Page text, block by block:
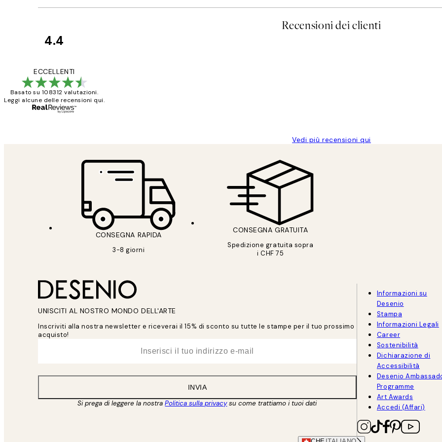
Recensioni dei clienti
4.4
ECCELLENTI
Basato su 108312 valutazioni.
Leggi alcune delle recensioni qui.
Vedi più recensioni qui
CONSEGNA RAPIDA
3-8 giorni
CONSEGNA GRATUITA
Spedizione gratuita sopra
i CHF 75
UNISCITI AL NOSTRO MONDO DELL'ARTE
Inscriviti alla nostra newsletter e riceverai il 15% di sconto su tutte le stampe per il tuo prossimo
acquisto!
INVIA
Si prega di leggere la nostraPolitica sulla privacysu come trattiamo i tuoi dati
Informazioni su
Desenio
Stampa
Informazioni Legali
Career
Sostenibilità
Dichiarazione di
Accessibilità
Desenio
Programme
Art Awards
Accedi (Affari)